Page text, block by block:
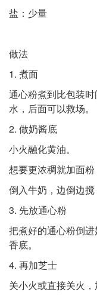
盐：少量
做法
1. 煮面
通心粉煮到比包装
水，后面可以救场。
2. 做奶酱底
小火融化黄油。
想要更浓稠就加面粉
倒入牛奶，边倒边搅
3. 先放通心粉
把煮好的通心粉倒
香底。
4. 再加芝士
关小火或直接关火，